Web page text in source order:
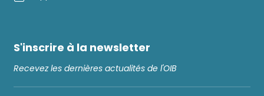
S'inscrire à la newsletter
Recevez les dernières actualités de l'OIB